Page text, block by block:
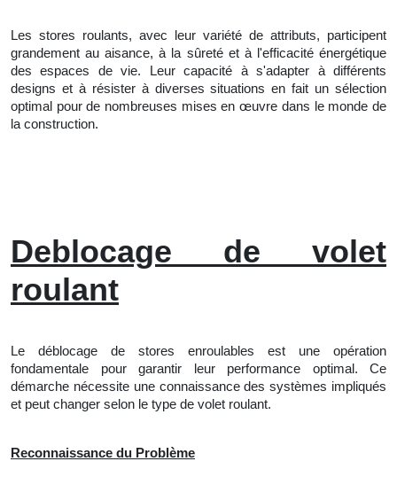
Les stores roulants, avec leur variété de attributs, participent
grandement au aisance, à la sûreté et à l'efficacité énergétique
des espaces de vie. Leur capacité à s'adapter à différents
designs et à résister à diverses situations en fait un sélection
optimal pour de nombreuses mises en œuvre dans le monde de
la construction.
Deblocage de volet
roulant
Le déblocage de stores enroulables est une opération
fondamentale pour garantir leur performance optimal. Ce
démarche nécessite une connaissance des systèmes impliqués
et peut changer selon le type de volet roulant.
Reconnaissance du Problème